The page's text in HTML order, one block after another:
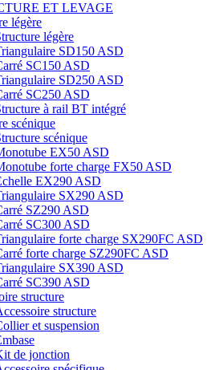
ET LEVAGE
légère
légère
SD150 ASD
SC150 ASD
SD250 ASD
SC250 ASD
à rail BT intégré
scénique
scénique
EX50 ASD
forte charge FX50 ASD
EX290 ASD
SX290 ASD
SZ290 ASD
SC300 ASD
forte charge SX290FC ASD
forte charge SZ290FC ASD
SX390 ASD
SC390 ASD
structure
structure
et suspension
de jonction